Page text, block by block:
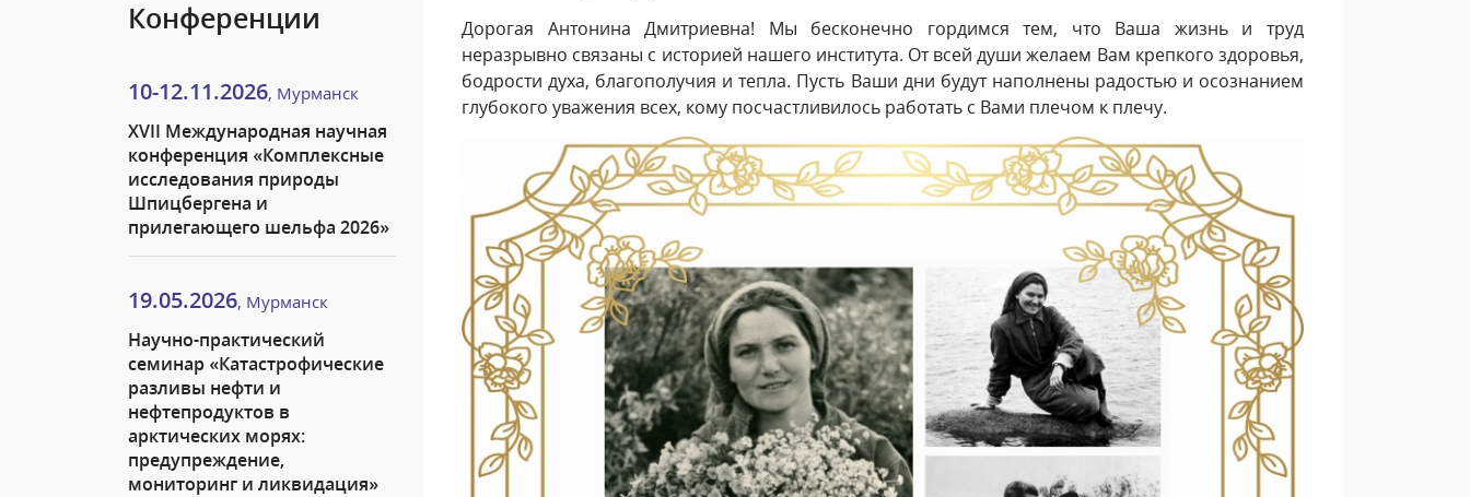
Конференции
10-12.11.2026, Мурманск
XVII Международная научная
конференция «Комплексные
исследования природы
Шпицбергена и
прилегающего шельфа 2026»
19.05.2026, Мурманск
Научно-практический
семинар «Катастрофические
разливы нефти и
нефтепродуктов в
арктических морях:
предупреждение,
мониторинг и ликвидация»
Дорогая Антонина Дмитриевна! Мы бесконечно гордимся тем, что Ваша жизнь и труд
неразрывно связаны с историей нашего института. От всей души желаем Вам крепкого здоровья,
бодрости духа, благополучия и тепла. Пусть Ваши дни будут наполнены радостью и осознанием
глубокого уважения всех, кому посчастливилось работать с Вами плечом к плечу.